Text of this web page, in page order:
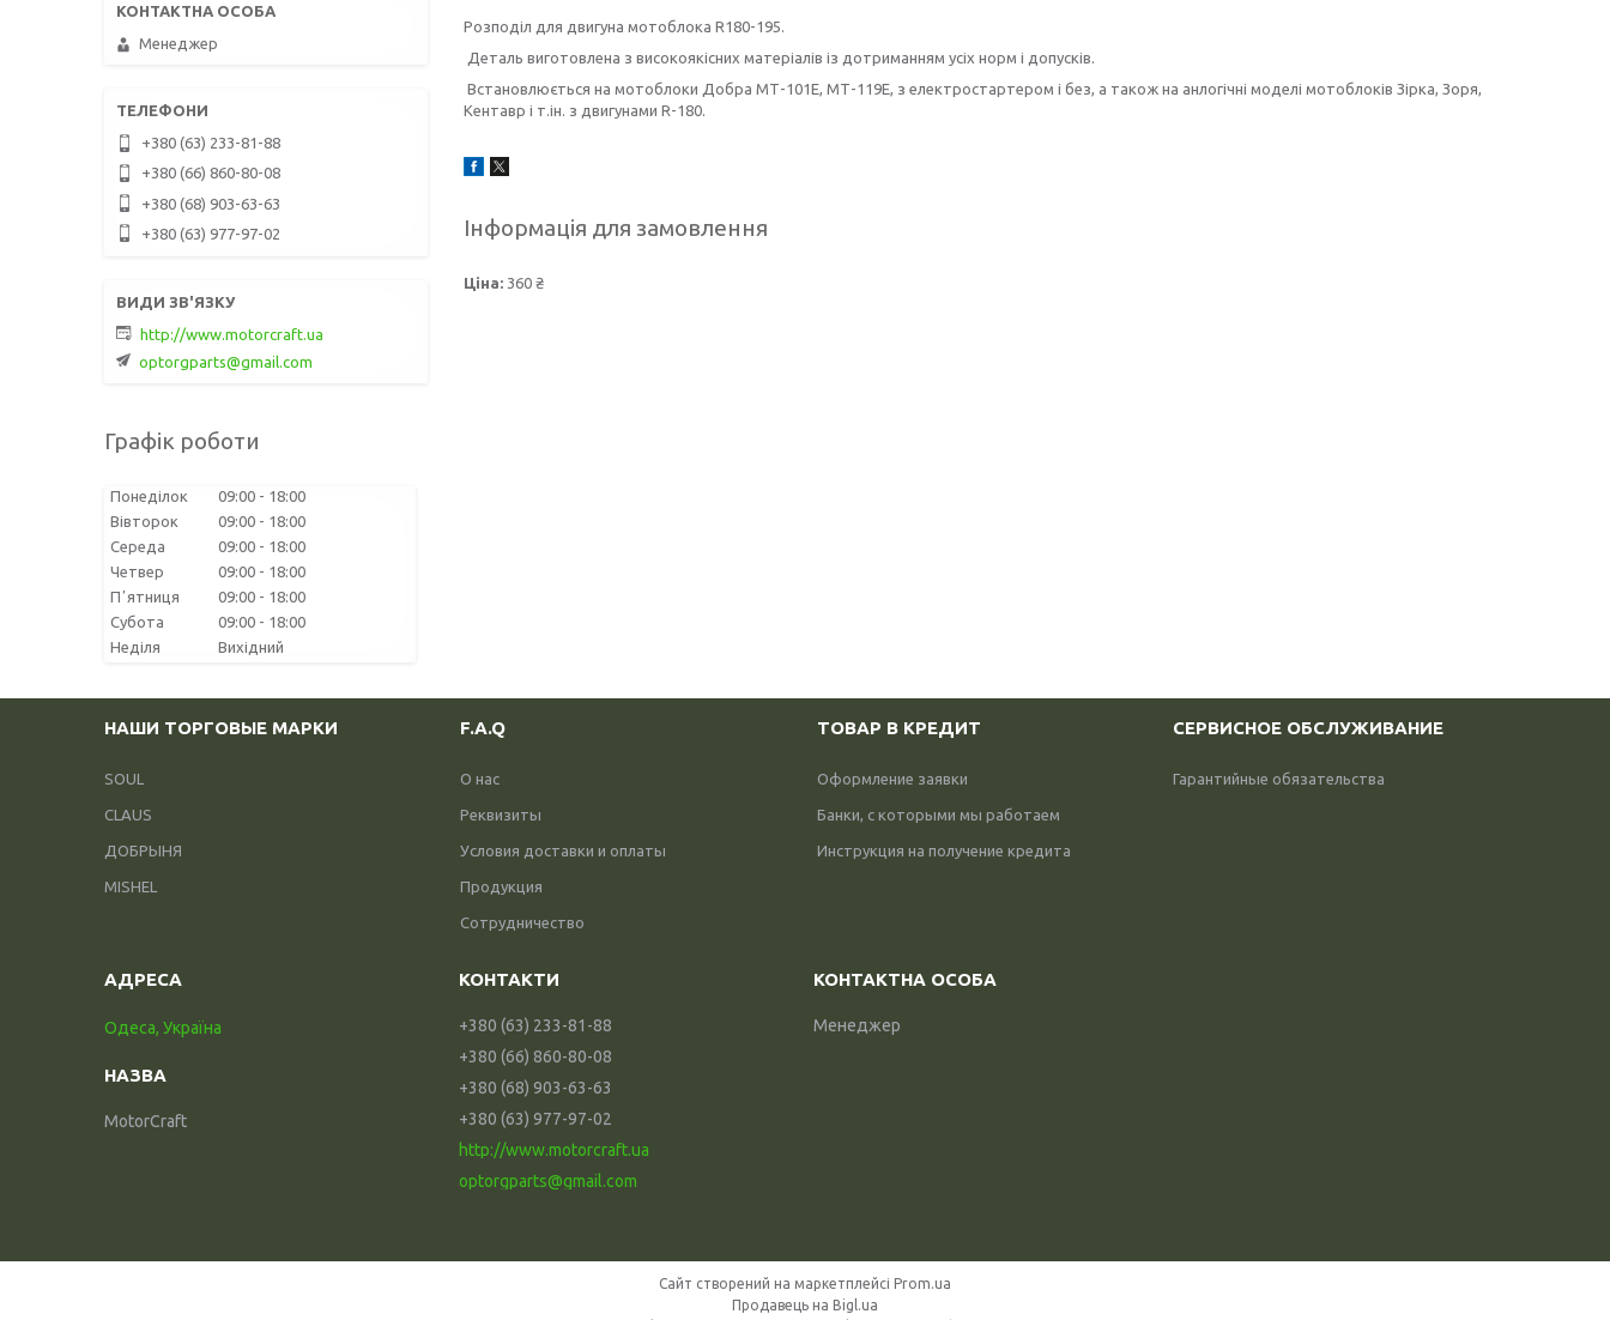
Розподіл для двигуна мотоблока R180-195.
Деталь виготовлена з високоякісних матеріалів із дотриманням усіх норм і допусків.
Встановлюється на мотоблоки Добра МТ-101E, МТ-119E, з електростартером і без, а також на анлогічні моделі мотоблоків Зірка, Зоря,
Кентавр і т.ін. з двигунами R-180.
Інформація для замовлення
Ціна: 360 ₴
Менеджер
+380 (63) 233-81-88
+380 (66) 860-80-08
+380 (68) 903-63-63
+380 (63) 977-97-02
http://www.motorcraft.ua
optorgparts@gmail.com
Графік роботи
Понеділок 09:00
18:00
Вівторок
09:00
18:00
Середа
09:00
18:00
Четвер
09:00
18:00
Пʼятниця
09:00
18:00
Субота
09:00
18:00
Неділя
Вихідний
НАШИ ТОРГОВЫЕ МАРКИ
SOUL
CLAUS
ДОБРЫНЯ
MISHEL
F.A.Q
О нас
Реквизиты
Условия доставки и оплаты
Продукция
Сотрудничество
ТОВАР В КРЕДИТ
Оформление заявки
Банки, с которыми мы работаем
Инструкция на получение кредита
СЕРВИСНОЕ ОБСЛУЖИВАНИЕ
Гарантийные обязательства
Одеса, Україна
MotorCraft
+380 (63) 233-81-88
+380 (66) 860-80-08
+380 (68) 903-63-63
+380 (63) 977-97-02
http://www.motorcraft.ua
optorgparts@gmail.com
Менеджер
Сайт створений на маркетплейсі Prom.ua
Продавець на Bigl.ua